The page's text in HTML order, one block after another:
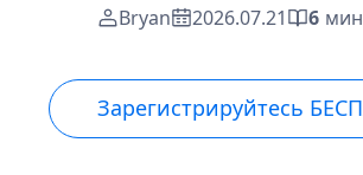
Bryan 2026.07.21 6
Зарегистрируйтесь